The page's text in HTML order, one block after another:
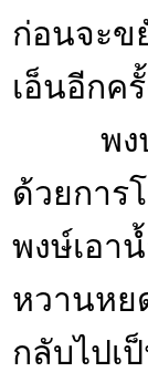
ก่อนจะข
เอ็นอีกค
พงษ์เ
ด้วยการ
พงษ์เอา
หวานหย
กลับไปเ